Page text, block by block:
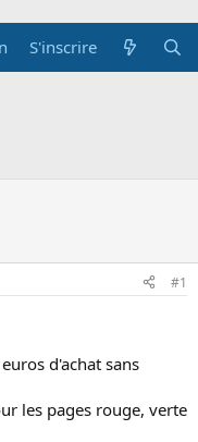
S'inscrire
#1
d'achat sans
les pages rouge, verte